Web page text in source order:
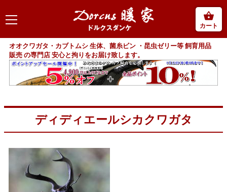
カート
オオクワガタ・カブトムシ 生体、菌糸ビン ・昆虫ゼリー等 飼育用品
販売 の専門店 安心と拘りをお届け致します。
ディディエールシカクワガタ